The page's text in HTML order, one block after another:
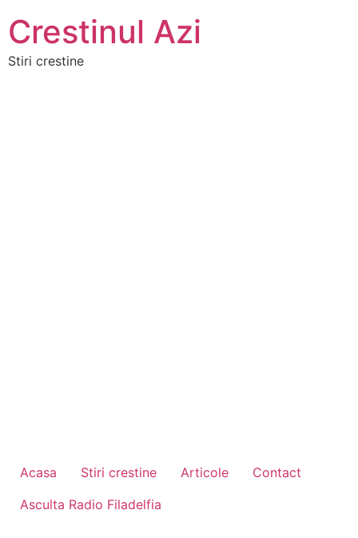
Crestinul Azi
Stiri crestine
Acasa Stiri crestine Articole
Contact
Asculta Radio Filadelfia